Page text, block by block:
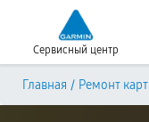
Сервисный центр
Главная / Ремонт